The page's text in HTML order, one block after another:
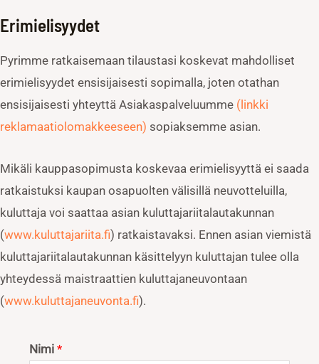
Erimielisyydet
Pyrimme ratkaisemaan tilaustasi koskevat mahdolliset
erimielisyydet ensisijaisesti sopimalla, joten otathan
ensisijaisesti yhteyttä Asiakaspalveluumme (linkki
reklamaatiolomakkeeseen) sopiaksemme asian.
Mikäli kauppasopimusta koskevaa erimielisyyttä ei saada
ratkaistuksi kaupan osapuolten välisillä neuvotteluilla,
kuluttaja voi saattaa asian kuluttajariitalautakunnan
(www.kuluttajariita.fi) ratkaistavaksi. Ennen asian viemistä
kuluttajariitalautakunnan käsittelyyn kuluttajan tulee olla
yhteydessä maistraattien kuluttajaneuvontaan
(www.kuluttajaneuvonta.fi).
Nimi *